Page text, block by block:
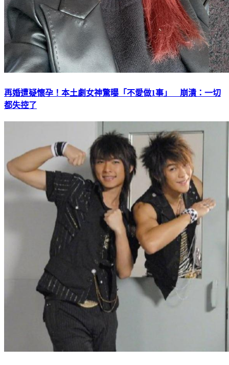
再婚遭疑懷孕！本土劇女神驚曝「不愛做1事」 崩潰：一切
都失控了